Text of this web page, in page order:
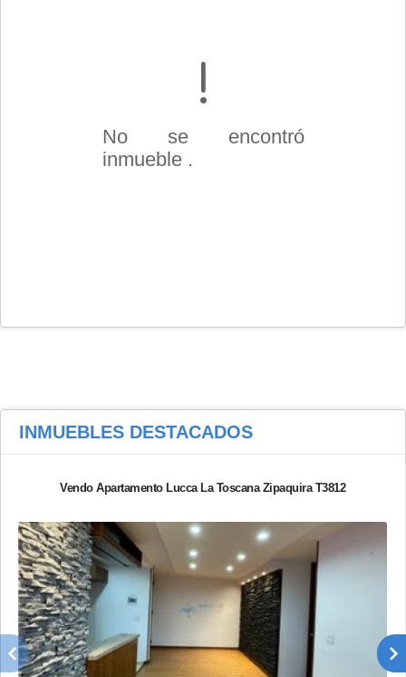
No se encontró
inmueble .
INMUEBLES DESTACADOS
Vendo Apartamento Lucca La Toscana Zipaquira T3812